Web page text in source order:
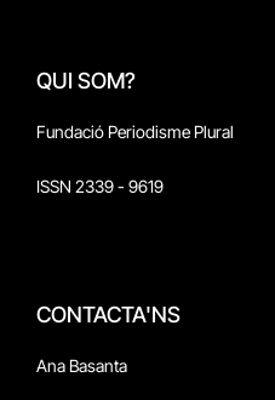
QUI SOM?
Fundació Periodisme Plural
ISSN 2339 - 9619
CONTACTA'NS
Ana Basanta